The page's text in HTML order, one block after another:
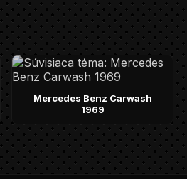
Mercedes Benz Carwash
1969